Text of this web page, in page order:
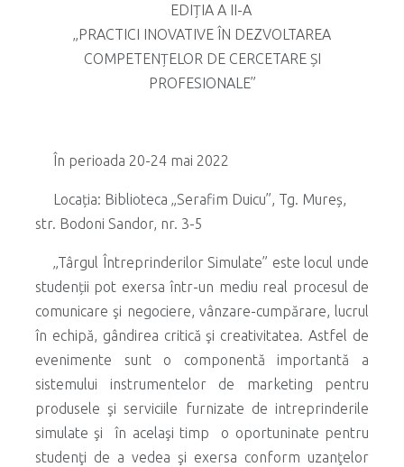
EDIȚIA A II-A
„PRACTICI INOVATIVE ÎN DEZVOLTAREA
COMPETENȚELOR DE CERCETARE ȘI
PROFESIONALE”
În perioada 20-24 mai 2022
Locația: Biblioteca „Serafim Duicu”, Tg. Mureș,
str. Bodoni Sandor, nr. 3-5
„Târgul Întreprinderilor Simulate” este locul unde
studenții pot exersa într-un mediu real procesul de
comunicare şi negociere, vânzare-cumpărare, lucrul
în echipă, gândirea critică şi creativitatea. Astfel de
evenimente sunt o componentă importantă a
sistemului instrumentelor de marketing pentru
produsele şi serviciile furnizate de intreprinderile
simulate şi în acelaşi timp o oportuninate pentru
studenţi de a vedea şi exersa conform uzanţelor